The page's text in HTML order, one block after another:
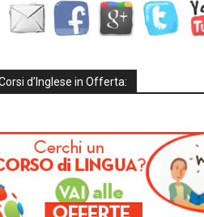
d’Inglese in Offerta: